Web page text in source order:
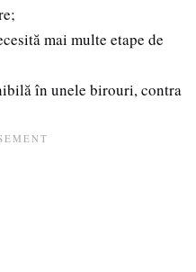
mai multe etape de
în unele birouri, contra